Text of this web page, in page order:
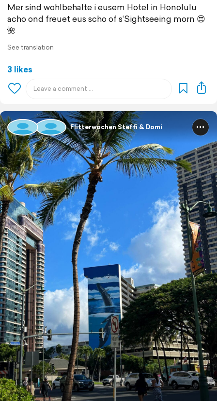
Mer sind wohlbehalte i eusem Hotel in Honolulu
acho ond freuet eus scho of s‘Sightseeing morn 😍
🌺
See translation
3 likes
Flitterwochen Steffi & Domi